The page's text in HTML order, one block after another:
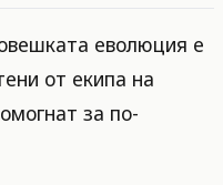
еволюция е
от екипа на
за по-